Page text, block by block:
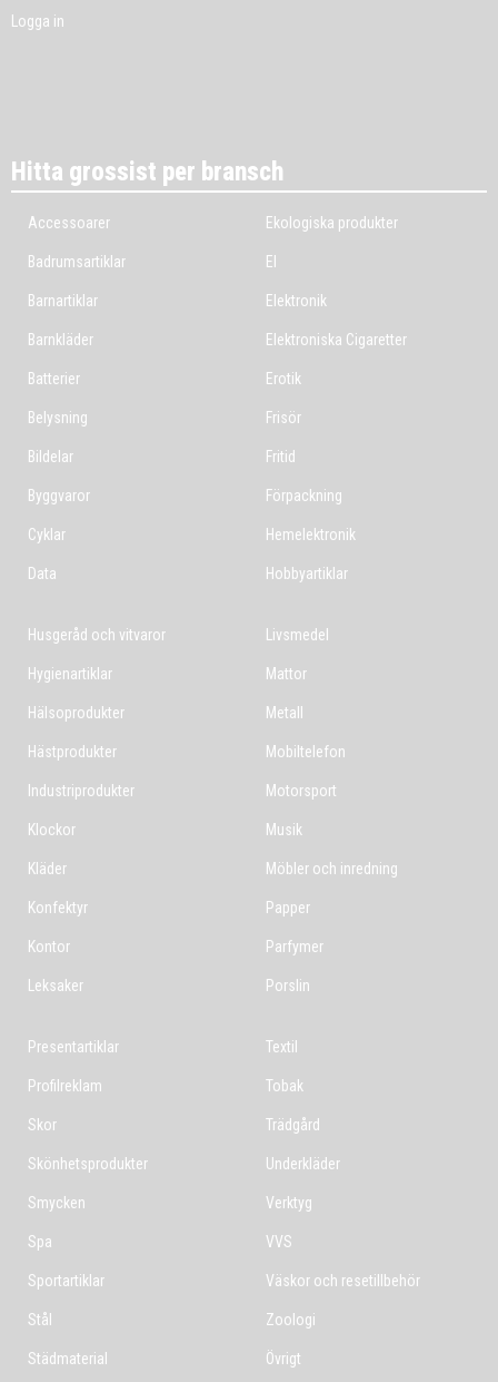
Logga in
Hitta grossist per bransch
Accessoarer
Badrumsartiklar
Barnartiklar
Barnkläder
Batterier
Belysning
Bildelar
Byggvaror
Cyklar
Data
Ekologiska produkter
El
Elektronik
Elektroniska Cigaretter
Erotik
Frisör
Fritid
Förpackning
Hemelektronik
Hobbyartiklar
Husgeråd och vitvaror
Hygienartiklar
Hälsoprodukter
Hästprodukter
Industriprodukter
Klockor
Kläder
Konfektyr
Kontor
Leksaker
Livsmedel
Mattor
Metall
Mobiltelefon
Motorsport
Musik
Möbler och inredning
Papper
Parfymer
Porslin
Presentartiklar
Profilreklam
Skor
Skönhetsprodukter
Smycken
Spa
Sportartiklar
Stål
Städmaterial
Textil
Tobak
Trädgård
Underkläder
Verktyg
VVS
Väskor och resetillbehör
Zoologi
Övrigt